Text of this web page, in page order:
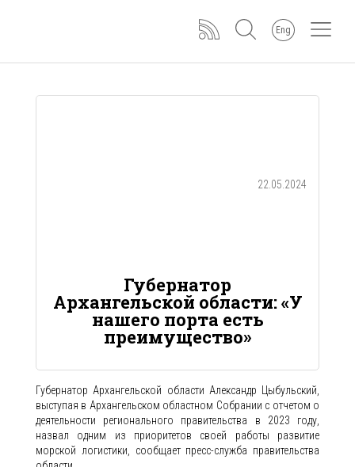
Eng
22.05.2024
Губернатор
Архангельской области: «У
нашего порта есть
преимущество»
Губернатор Архангельской области Александр Цыбульский,
выступая в Архангельском областном Собрании с отчетом о
деятельности регионального правительства в 2023 году,
назвал одним из приоритетов своей работы развитие
морской логистики, сообщает пресс-служба правительства